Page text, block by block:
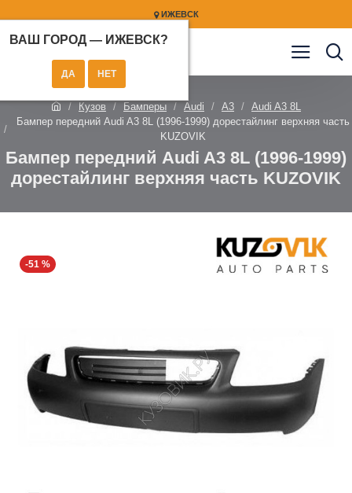
ИЖЕВСК
ВАШ ГОРОД — ИЖЕВСК?
Кузов Бамперы Audi A3
Audi A3 8L
Бампер передний Audi A3 8L (1996-1999) дорестайлинг верхняя часть
KUZOVIK
Бампер передний Audi A3 8L (1996-1999)
дорестайлинг верхняя часть KUZOVIK
-51 %